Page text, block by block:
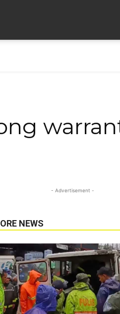
- Advertisement -
NEWS